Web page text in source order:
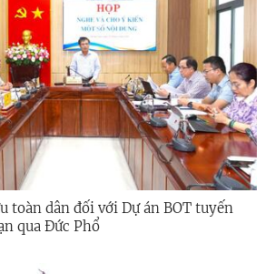
toàn dân đối với Dự án BOT tuyến
qua Đức Phổ